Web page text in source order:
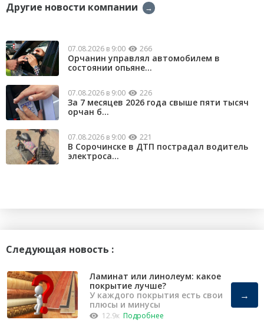
Другие новости компании →
07.08.2026 в 9:00 266
Орчанин управлял автомобилем в
состоянии опьяне...
07.08.2026 в 9:00 226
За 7 месяцев 2026 года свыше пяти тысяч
орчан б...
07.08.2026 в 9:00 221
В Сорочинске в ДТП пострадал водитель
электроса...
Следующая новость :
Ламинат или линолеум: какое
покрытие лучше?
У каждого покрытия есть свои
плюсы и минусы
12.9к Подробнее
→